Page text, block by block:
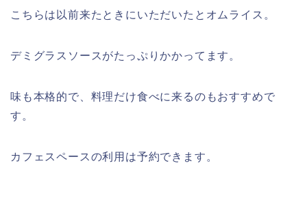
こちらは以前来たときにいただいたとオムライス。
デミグラスソースがたっぷりかかってます。
味も本格的で、料理だけ食べに来るのもおすすめで
す。
カフェスペースの利用は予約できます。